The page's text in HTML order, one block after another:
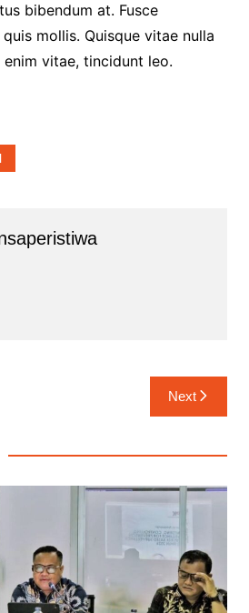
bibendum at. Fusce
mollis. Quisque vitae nulla
vitae, tincidunt leo.
Next